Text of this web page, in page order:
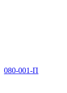
080-001-П